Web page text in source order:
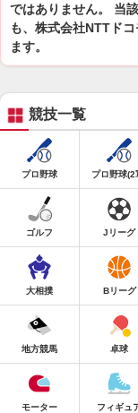
ではありません。 当
も、株式会社NTTド
ます。
競技一覧
プロ野球 プロ野球(2
ゴルフ Jリーグ
大相撲 Bリーグ
地方競馬 卓球
モーター フィギュ